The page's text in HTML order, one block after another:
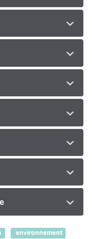
environnement